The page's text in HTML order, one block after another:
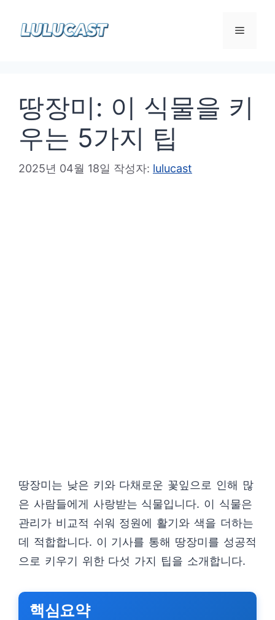
메
땅장미: 이 식물을 키
우는 5가지 팁
2025년 04월 18일 작성자: lulucast
땅장미는 낮은 키와 다채로운 꽃잎으로 인해 많
은 사람들에게 사랑받는 식물입니다. 이 식물은
관리가 비교적 쉬워 정원에 활기와 색을 더하는
데 적합합니다. 이 기사를 통해 땅장미를 성공적
으로 키우기 위한 다섯 가지 팁을 소개합니다.
핵심요약